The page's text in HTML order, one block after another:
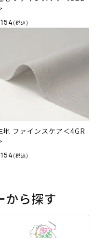
(税込)
地 ファインスケア＜4GR
(税込)
から探す